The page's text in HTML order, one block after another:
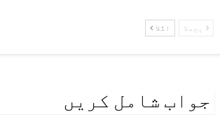
پچھلا اگلا
جواب شامل کریں